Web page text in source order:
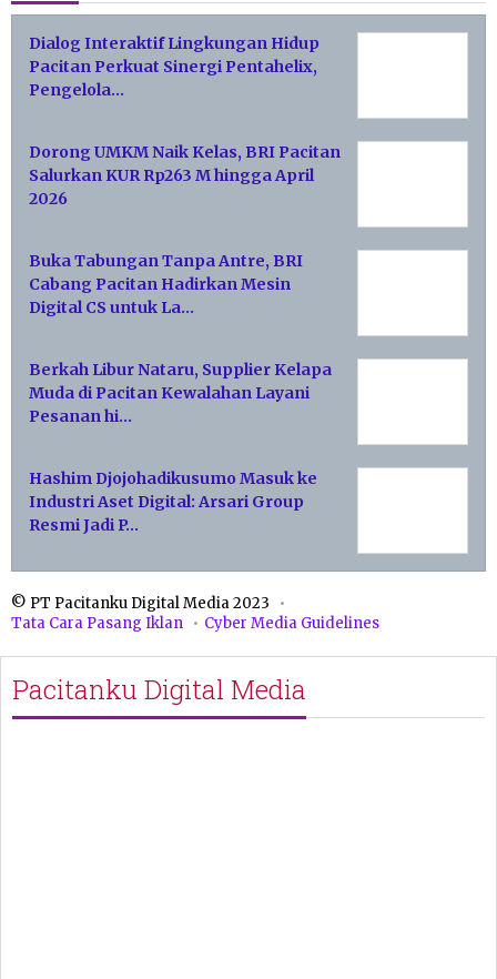
Dialog Interaktif Lingkungan Hidup
Pacitan Perkuat Sinergi Pentahelix,
Pengelola…
Dorong UMKM Naik Kelas, BRI Pacitan
Salurkan KUR Rp263 M hingga April
2026
Buka Tabungan Tanpa Antre, BRI
Cabang Pacitan Hadirkan Mesin
Digital CS untuk La…
Berkah Libur Nataru, Supplier Kelapa
Muda di Pacitan Kewalahan Layani
Pesanan hi…
Hashim Djojohadikusumo Masuk ke
Industri Aset Digital: Arsari Group
Resmi Jadi P…
© PT Pacitanku Digital Media 2023
Tata Cara Pasang Iklan
Cyber Media Guidelines
Pacitanku Digital Media